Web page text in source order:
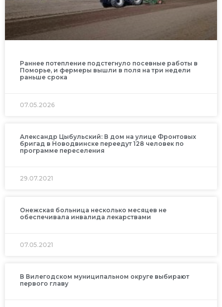
Раннее потепление подстегнуло посевные работы в
Поморье, и фермеры вышли в поля на три недели
раньше срока
07.05.2026
Александр Цыбульский: В дом на улице Фронтовых
бригад в Новодвинске переедут 128 человек по
программе переселения
29.07.2021
Онежская больница несколько месяцев не
обеспечивала инвалида лекарствами
07.05.2021
В Вилегодском муниципальном округе выбирают
первого главу